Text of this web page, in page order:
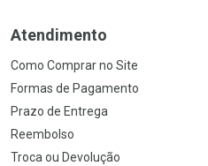
Atendimento
Como Comprar no Site
Formas de Pagamento
Prazo de Entrega
Reembolso
Troca ou Devolução